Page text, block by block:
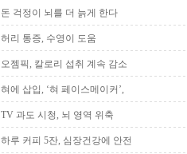
돈 걱정이 뇌를 더 늙게 한다
허리 통증, 수영이 도움
오젬픽, 칼로리 섭취 계속 감소
혀에 삽입, ‘혀 페이스메이커’,
TV 과도 시청, 뇌 영역 위축
하루 커피 5잔, 심장건강에 안전